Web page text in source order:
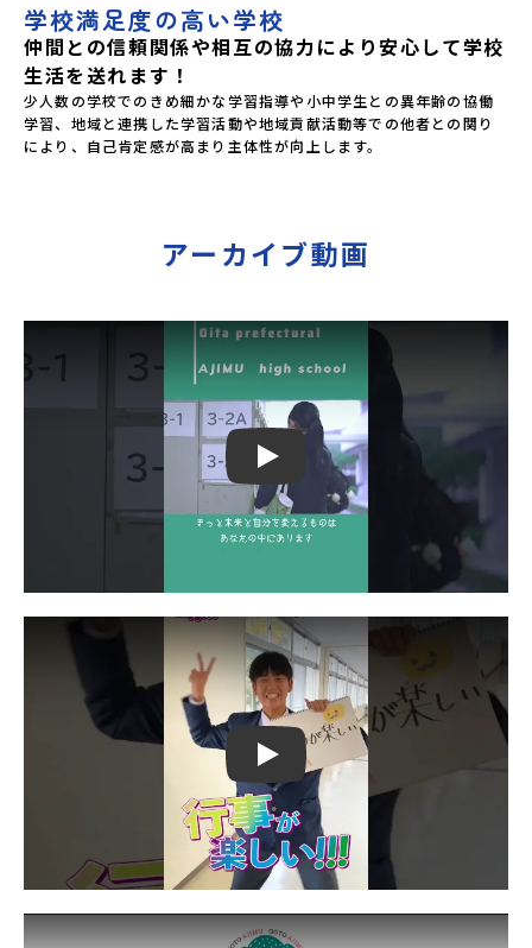
学校満足度の高い学校
仲間との信頼関係や相互の協力により安心して学校
生活を送れます！
少人数の学校でのきめ細かな学習指導や小中学生との異年齢の協働
学習、地域と連携した学習活動や地域貢献活動等での他者との関り
により、自己肯定感が高まり主体性が向上します。
アーカイブ動画
Play
Play